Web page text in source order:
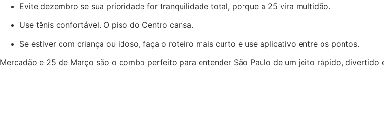
Evite dezembro se sua prioridade for tranquilidade total, porque a 25 vira multidão.
Use tênis confortável. O piso do Centro cansa.
Se estiver com criança ou idoso, faça o roteiro mais curto e use aplicativo entre os pontos.
Mercadão e 25 de Março são o combo perfeito para entender São Paulo de um jeito rápido,